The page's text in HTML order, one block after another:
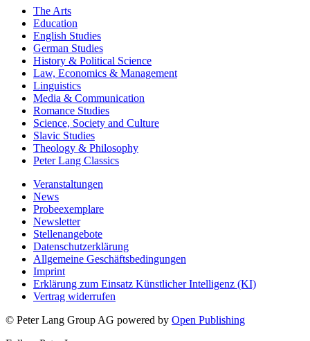
The Arts
Education
English Studies
German Studies
History & Political Science
Law, Economics & Management
Linguistics
Media & Communication
Romance Studies
Science, Society and Culture
Slavic Studies
Theology & Philosophy
Peter Lang Classics
Veranstaltungen
News
Probeexemplare
Newsletter
Stellenangebote
Datenschutzerklärung
Allgemeine Geschäftsbedingungen
Imprint
Erklärung zum Einsatz Künstlicher Intelligenz (KI)
Vertrag widerrufen
© Peter Lang Group AG powered by Open Publishing